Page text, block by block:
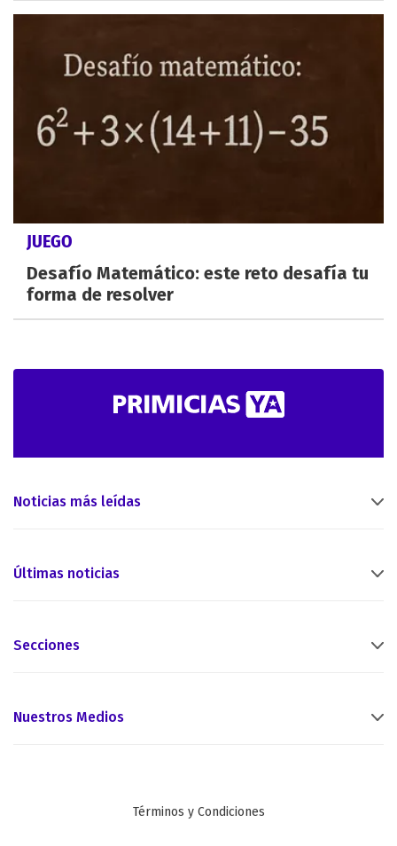
JUEGO
Desafío Matemático: este reto desafía tu
forma de resolver
Noticias más leídas
Últimas noticias
Secciones
Nuestros Medios
Términos y Condiciones